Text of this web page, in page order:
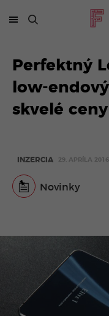
Perfektný
low-
skvelé ceny
INZERCIA 29. APRÍLA 2016
Novinky